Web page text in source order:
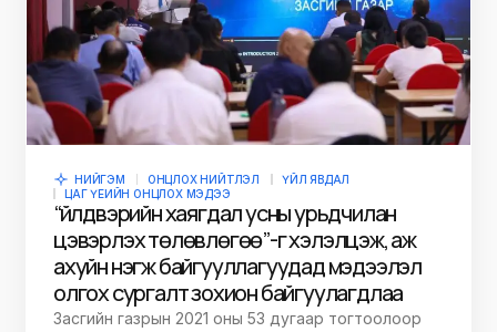
НИЙГЭМ ОНЦЛОХ НИЙТЛЭЛ
ҮЙЛ ЯВДАЛ
ЦАГ ҮЕИЙН ОНЦЛОХ МЭДЭЭ
“Үйлдвэрийн хаягдал усны урьдчилан
цэвэрлэх төлөвлөгөө”-г хэлэлцэж, аж
ахуйн нэгж байгууллагуудад мэдээлэл
олгох сургалт зохион байгуулагдлаа
Засгийн газрын 2021 оны 53 дугаар тогтоолоор